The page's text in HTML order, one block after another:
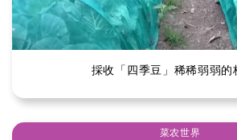
採收「四季豆」稀稀弱弱的
菜农世界